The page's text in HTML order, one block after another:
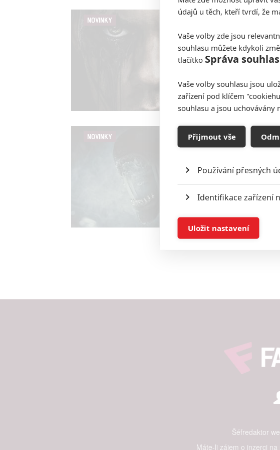
NOVINKY
Anarvin
může
NOVINKY
Anarvin
Šéfredaktor
Máte-li zájem o inzerci
údajů u těch, kteří tvrdí, že
Vaše volby zde jsou
souhlasu můžete kdykoli
tlačítko Správa
Vaše volby souhlasu jsou
zařízení pod klíčem
souhlasu a jsou uchovávány
Přijmout vše
Používání přesných
Identifikace zařízení
Ukládání a/nebo
Poskytování a zobrazování
Uložit nastavení